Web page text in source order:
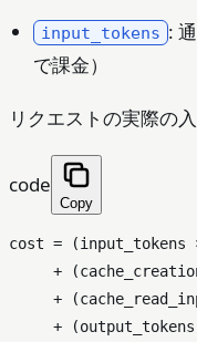
input_tokens :
で課金）
リクエストの実際の
code
Copy
cost = (input_tokens
+
+